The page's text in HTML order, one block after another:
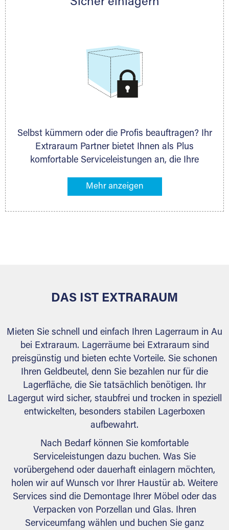
persönlich hinsichtlich Lagervolumen und zu
Selbst kümmern oder die Profis beauftragen? Ihr
Extraraum Partner bietet Ihnen als Plus
komfortable Serviceleistungen an, die Ihre
gehören z. B. Verpackungsservice, Lieferung von
Ihr Lagergut wird bei Ihrem Extraraum Partner
DAS IST EXTRARAUM
Mieten Sie schnell und einfach Ihren Lagerraum in Au
bei Extraraum. Lagerräume bei Extraraum sind
preisgünstig und bieten echte Vorteile. Sie schonen
Ihren Geldbeutel, denn Sie bezahlen nur für die
Lagerfläche, die Sie tatsächlich benötigen. Ihr
Lagergut wird sicher, staubfrei und trocken in speziell
entwickelten, besonders stabilen Lagerboxen
aufbewahrt.
Nach Bedarf können Sie komfortable
Serviceleistungen dazu buchen. Was Sie
vorübergehend oder dauerhaft einlagern möchten,
holen wir auf Wunsch vor Ihrer Haustür ab. Weitere
Services sind die Demontage Ihrer Möbel oder das
Verpacken von Porzellan und Glas. Ihren
Serviceumfang wählen und buchen Sie ganz